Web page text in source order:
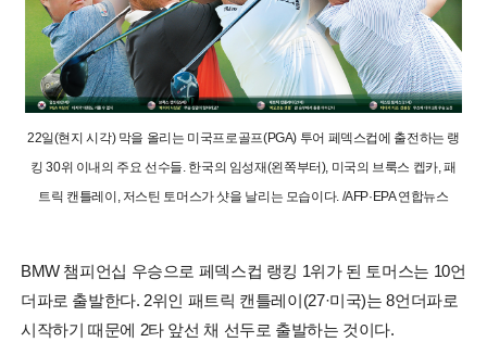
22일(현지 시각) 막을 올리는 미국프로골프(PGA) 투어 페덱스컵에 출전하는 랭
킹 30위 이내의 주요 선수들. 한국의 임성재(왼쪽부터), 미국의 브룩스 켑카, 패
트릭 캔틀레이, 저스틴 토머스가 샷을 날리는 모습이다. /AFP·EPA 연합뉴스
BMW 챔피언십 우승으로 페덱스컵 랭킹 1위가 된 토머스는 10언
더파로 출발한다. 2위인 패트릭 캔틀레이(27·미국)는 8언더파로
시작하기 때문에 2타 앞선 채 선두로 출발하는 것이다.